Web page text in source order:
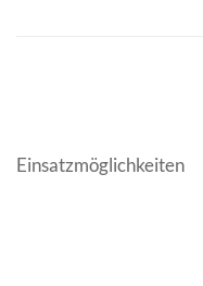
Einsatzmöglichkeiten